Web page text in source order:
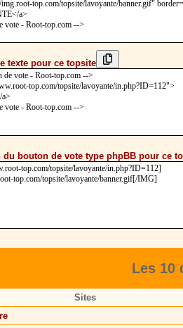
texte pour ce topsite
bouton de vote type phpBB pour ce
Les 10
Sites